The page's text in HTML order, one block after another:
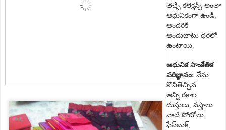
తెచ్చే క‌లెక్ష‌న్స్ అంతా
ఆధునికంగా ఉండి,
అంద‌రికీ
అందుబాటు ధ‌ర‌లో
ఉంటాయి.
ఆధునిక సాంకేతిక
పరిజ్ఞానం: నేను
కొనితెచ్చిన
అన్ని ర‌కాల
దుస్తులు, వ‌స్త్రాలు
వాటి ఫోటోలు
ఫేస్‌బుక్‌,